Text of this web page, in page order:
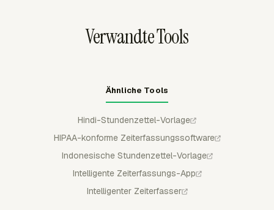
Verwandte Tools
Ähnliche Tools
Hindi-Stundenzettel-Vorlage
HIPAA-konforme Zeiterfassungssoftware
Indonesische Stundenzettel-Vorlage
Intelligente Zeiterfassungs-App
Intelligenter Zeiterfasser